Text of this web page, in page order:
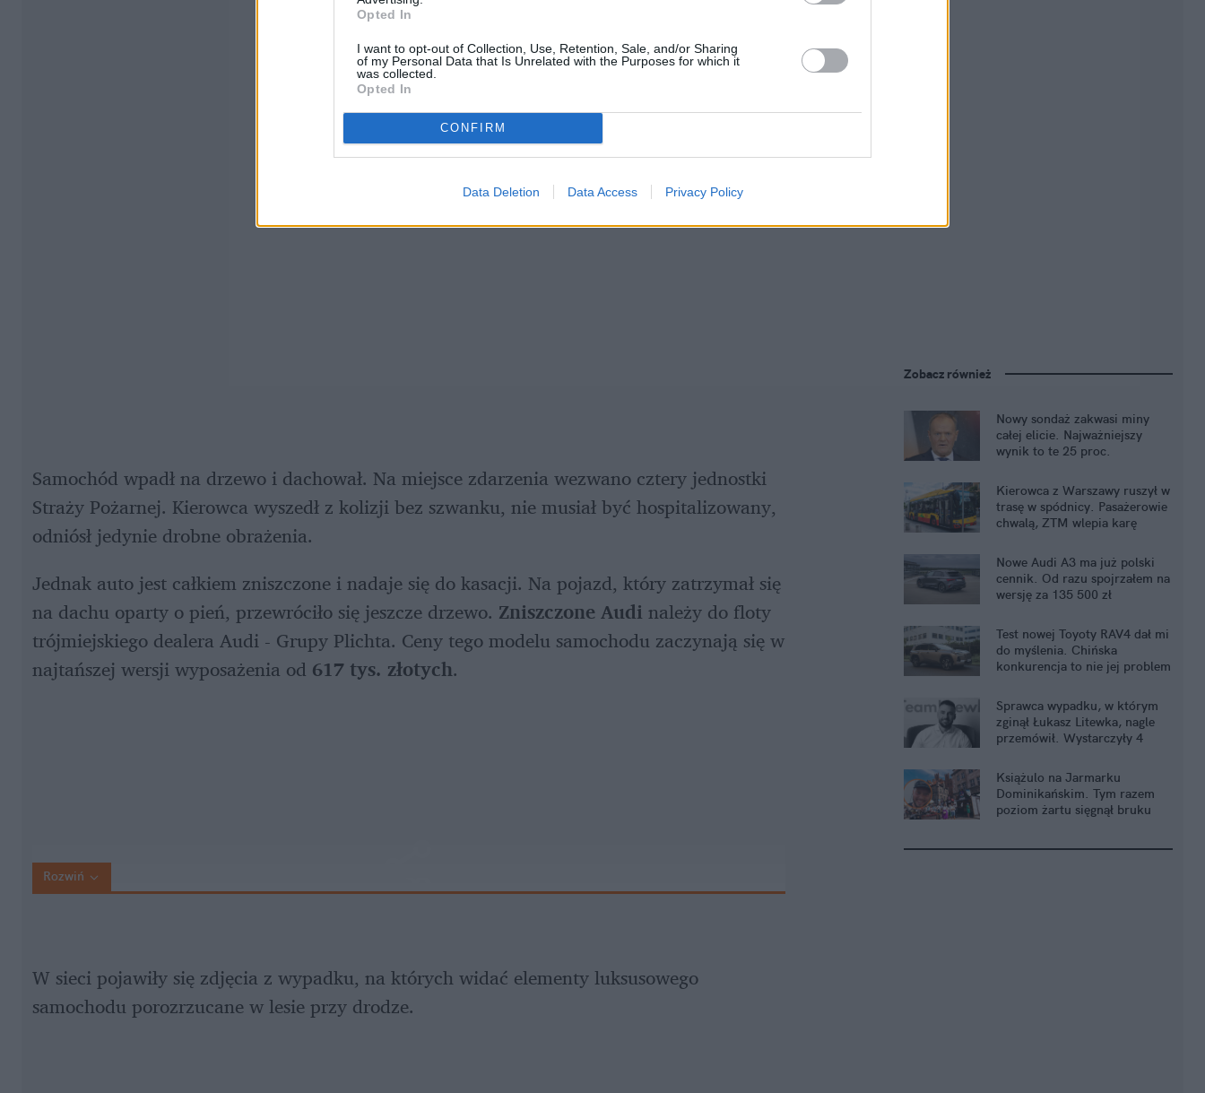
Opted In
I want to opt-out of Collection, Use, Retention, Sale, and/or Sharing
of my Personal Data that Is Unrelated with the Purposes for which it
was collected.
Opted In
CONFIRM
Data Deletion Data Access Privacy Policy
Samochód wpadł na drzewo i dachował. Na miejsce zdarzenia wezwano cztery jednostki
Straży Pożarnej. Kierowca wyszedł z kolizji bez szwanku, nie musiał być hospitalizowany,
odniósł jedynie drobne obrażenia.
Jednak auto jest całkiem zniszczone i nadaje się do kasacji. Na pojazd, który zatrzymał się
na dachu oparty o pień, przewróciło się jeszcze drzewo. Zniszczone Audi należy do floty
trójmiejskiego dealera Audi - Grupy Plichta. Ceny tego modelu samochodu zaczynają się w
najtańszej wersji wyposażenia od 617 tys. złotych.
Rozwiń
W sieci pojawiły się zdjęcia z wypadku, na których widać elementy luksusowego
samochodu porozrzucane w lesie przy drodze.
Zobacz również
Nowy sondaż zakwasi miny
całej elicie. Najważniejszy
wynik to te 25 proc.
Kierowca z Warszawy ruszył w
trasę w spódnicy. Pasażerowie
chwalą, ZTM wlepia karę
Nowe Audi A3 ma już polski
cennik. Od razu spojrzałem na
wersję za 135 500 zł
Test nowej Toyoty RAV4 dał mi
do myślenia. Chińska
konkurencja to nie jej problem
Sprawca wypadku, w którym
zginął Łukasz Litewka, nagle
przemówił. Wystarczyły 4
Książulo na Jarmarku
Dominikańskim. Tym razem
poziom żartu sięgnął bruku